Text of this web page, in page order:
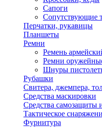
Сапоги
Сопутствующие
Перчатки, рукавицы
Планшеты
Ремни
Ремень
Ремни
Шнуры
Рубашки
Свитера, джемпера,
Средства маскировки
Средства самозащиты
Тактическое
Фурнитура